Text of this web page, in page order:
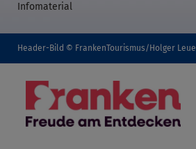
Infomaterial
Header-Bild © FrankenTourismus/Holger Leue